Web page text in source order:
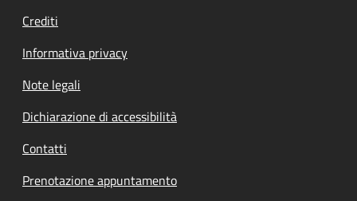
Crediti
Informativa privacy
Note legali
Dichiarazione di accessibilità
Contatti
Prenotazione appuntamento